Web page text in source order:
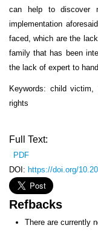
can help to discover
implementation
faced, which are the
family that has been
the lack of expert to
Keywords: child victim,
rights
Full Text:
PDF
DOI: https://doi.org/
Refbacks
There are currently